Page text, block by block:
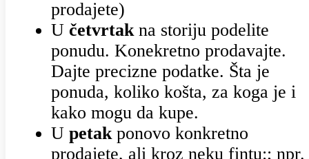
prodajete)
U četvrtakna storiju podelite
ponudu. Konekretno prodavajte.
Dajte precizne podatke. Šta je
ponuda, koliko košta, za koga je i
kako mogu da kupe.
U petakponovo konkretno
prodajete, ali kroz neku fintu:; npr.